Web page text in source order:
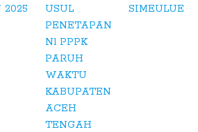
2025
USUL
PENETAPAN
Nl PPPK
PARUH
WAKTU
KABUPATEN
ACEH
TENGAH
SIMEULUE